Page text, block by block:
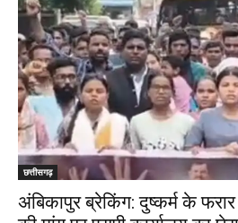
छत्तीसगढ़
अंबिकापुर ब्रेकिंग: दुष्कर्म के फरार